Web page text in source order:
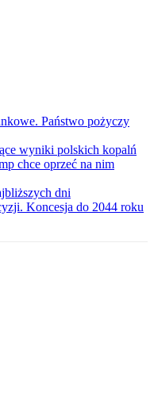
Państwo pożyczy
wyniki polskich kopalń
chce oprzeć na nim
dni
Koncesja do 2044 roku